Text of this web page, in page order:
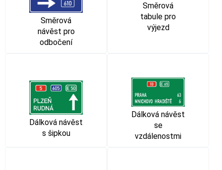
Směrová
návěst pro
odbočení
Směrová
tabule pro
výjezd
Dálková návěst
s šipkou
Dálková návěst
se
vzdálenostmi